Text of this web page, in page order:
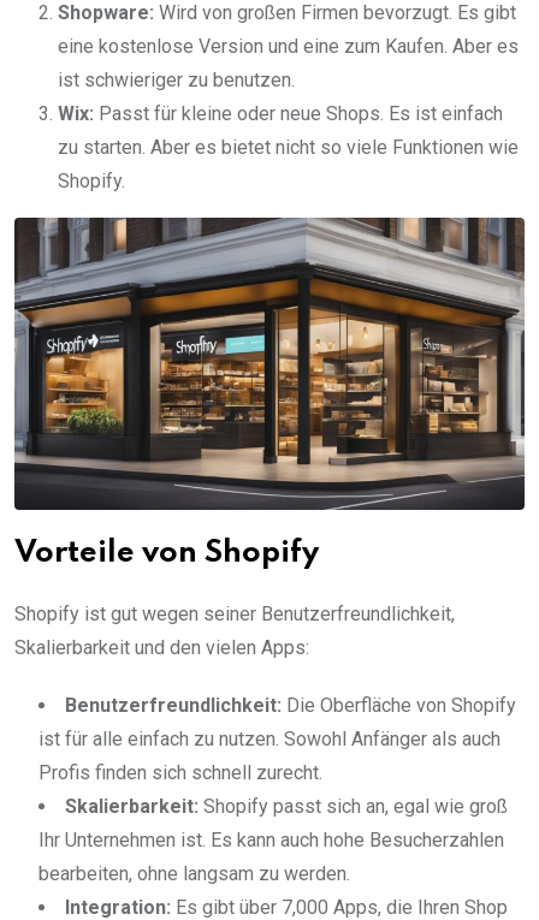
Shopware: Wird von großen Firmen bevorzugt. Es gibt
eine kostenlose Version und eine zum Kaufen. Aber es
ist schwieriger zu benutzen.
Wix: Passt für kleine oder neue Shops. Es ist einfach
zu starten. Aber es bietet nicht so viele Funktionen wie
Shopify.
Vorteile von Shopify
Shopify ist gut wegen seiner Benutzerfreundlichkeit,
Skalierbarkeit und den vielen Apps:
Benutzerfreundlichkeit: Die Oberfläche von Shopify
ist für alle einfach zu nutzen. Sowohl Anfänger als auch
Profis finden sich schnell zurecht.
Skalierbarkeit: Shopify passt sich an, egal wie groß
Ihr Unternehmen ist. Es kann auch hohe Besucherzahlen
bearbeiten, ohne langsam zu werden.
Integration: Es gibt über 7,000 Apps, die Ihren Shop